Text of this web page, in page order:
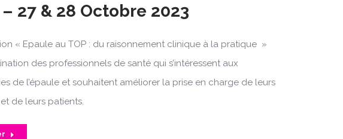
27 & 28 Octobre 2023
« Epaule au TOP : du raisonnement clinique à la pratique »
des professionnels de santé qui s’intéressent aux
de l’épaule et souhaitent améliorer la prise en charge de leurs
de leurs patients.